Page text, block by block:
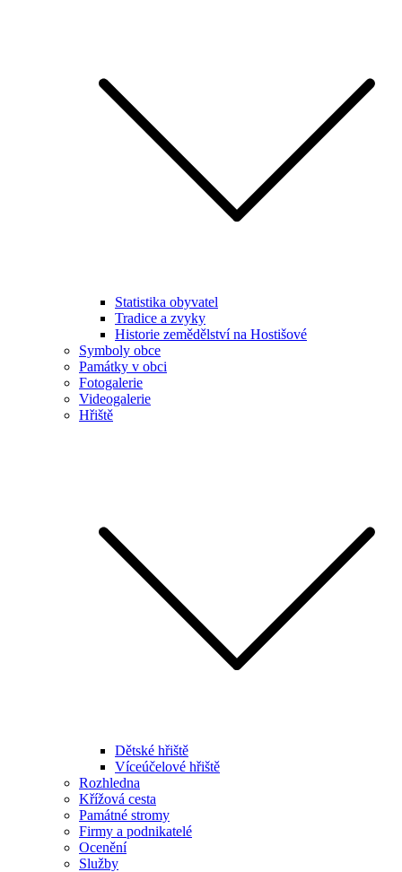
Statistika obyvatel
Tradice a zvyky
Historie zemědělství na Hostišové
Symboly obce
Památky v obci
Fotogalerie
Videogalerie
Hřiště
Dětské hřiště
Víceúčelové hřiště
Rozhledna
Křížová cesta
Památné stromy
Firmy a podnikatelé
Ocenění
Služby